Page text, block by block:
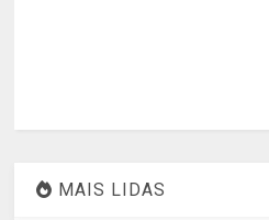
MAIS LIDAS